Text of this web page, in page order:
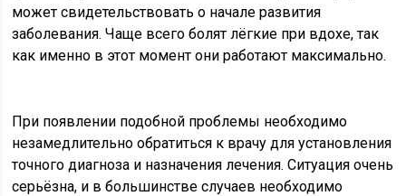
может свидетельствовать о начале развития
заболевания. Чаще всего болят лёгкие при вдохе, так
как именно в этот момент они работают максимально.
При появлении подобной проблемы необходимо
незамедлительно обратиться к врачу для установления
точного диагноза и назначения лечения. Ситуация очень
серьёзна, и в большинстве случаев необходимо